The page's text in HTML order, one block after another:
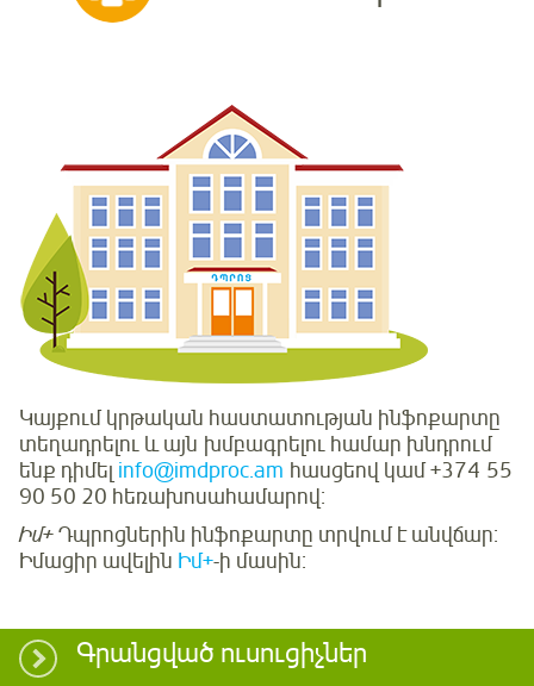
Կայքում կրթական հաստատության ինֆոքարտը
տեղադրելու և այն խմբագրելու համար խնդրում
ենք դիմել info@imdproc.am հասցեով կամ +374 55
90 50 20 հեռախոսահամարով:
Իմ+Դպրոցներին ինֆոքարտը տրվում է անվճար:
Իմացիր ավելին Իմ+-ի մասին:
Գրանցված ուսուցիչներ